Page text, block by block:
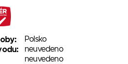
Polsko
neuvedeno
neuvedeno